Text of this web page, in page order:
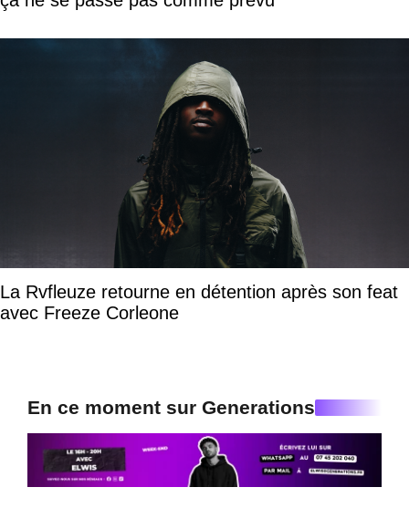
La Rvfleuze retourne en détention après son feat
avec Freeze Corleone
En ce moment sur Generations